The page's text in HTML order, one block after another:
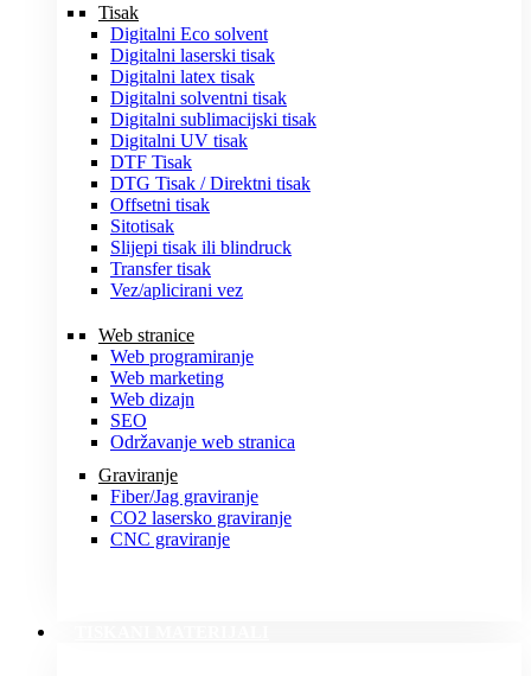
Tisak
Digitalni Eco solvent
Digitalni laserski tisak
Digitalni latex tisak
Digitalni solventni tisak
Digitalni sublimacijski tisak
Digitalni UV tisak
DTF Tisak
DTG Tisak / Direktni tisak
Offsetni tisak
Sitotisak
Slijepi tisak ili blindruck
Transfer tisak
Vez/aplicirani vez
Web stranice
Web programiranje
Web marketing
Web dizajn
SEO
Održavanje web stranica
Graviranje
Fiber/Jag graviranje
CO2 lasersko graviranje
CNC graviranje